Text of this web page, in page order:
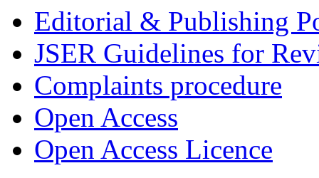
Editorial & Publishing
JSER Guidelines for
Complaints procedure
Open Access
Open Access Licence